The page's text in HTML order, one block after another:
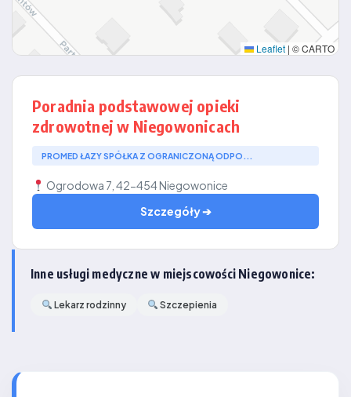
Leaflet | © CARTO
Poradnia podstawowej opieki
zdrowotnej w Niegowonicach
PROMED ŁAZY SPÓŁKA Z OGRANICZONĄ ODPO...
Ogrodowa 7, 42-454 Niegowonice
Szczegóły ➔
Inne usługi medyczne w miejscowości Niegowonice:
Lekarz rodzinny Szczepienia